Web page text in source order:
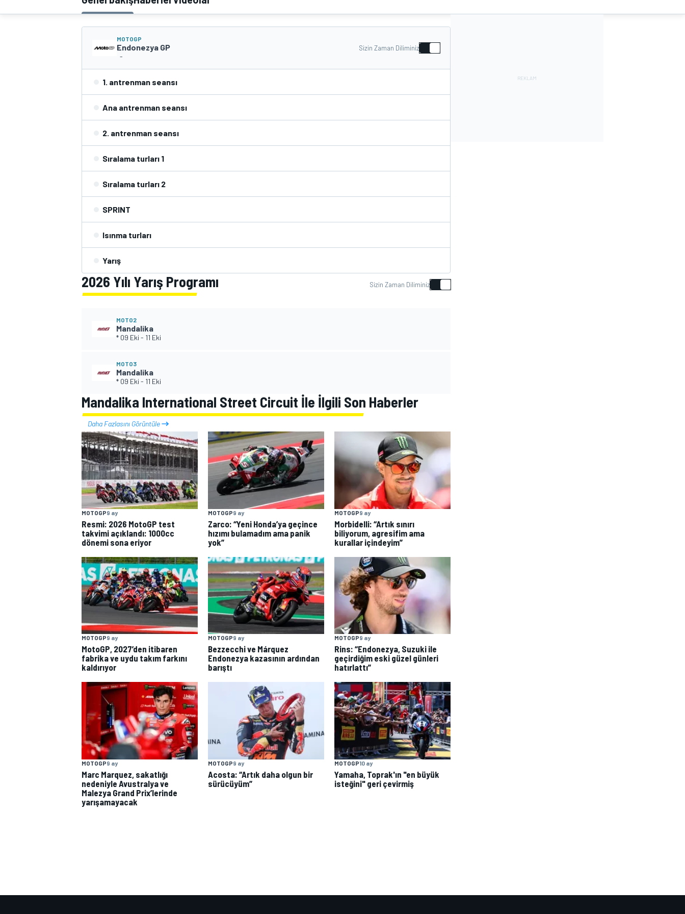
WORLD SUPERBIKE
TÜRK SPORCULAR
MOTOGP
Endonezya GP
-
Sizin Zaman Diliminiz
1. antrenman seansı
Ana antrenman seansı
2. antrenman seansı
Sıralama turları 1
Sıralama turları 2
SPRINT
Isınma turları
Yarış
2026 Yılı Yarış Programı Sizin Zaman Diliminiz
MOTO2
Mandalika
* 09 Eki - 11 Eki
MOTO3
Mandalika
* 09 Eki - 11 Eki
Mandalika International Street Circuit İle İlgili Son Haberler
Daha Fazlasını Görüntüle
MOTOGP9 ay
Resmi: 2026 MotoGP test
takvimi açıklandı: 1000cc
dönemi sona eriyor
MOTOGP9 ay
Zarco: “Yeni Honda’ya geçince
hızımı bulamadım ama panik
yok”
MOTOGP9 ay
Morbidelli: “Artık sınırı
biliyorum, agresifim ama
kurallar içindeyim”
MOTOGP9 ay
MotoGP, 2027’den itibaren
fabrika ve uydu takım farkını
kaldırıyor
MOTOGP9 ay
Bezzecchi ve Márquez
Endonezya kazasının ardından
barıştı
MOTOGP9 ay
Rins: “Endonezya, Suzuki ile
geçirdiğim eski güzel günleri
hatırlattı”
MOTOGP9 ay
Marc Marquez, sakatlığı
nedeniyle Avustralya ve
Malezya Grand Prix’lerinde
yarışamayacak
MOTOGP9 ay
Acosta: “Artık daha olgun bir
sürücüyüm”
MOTOGP10 ay
Yamaha, Toprak'ın "en büyük
isteğini" geri çevirmiş